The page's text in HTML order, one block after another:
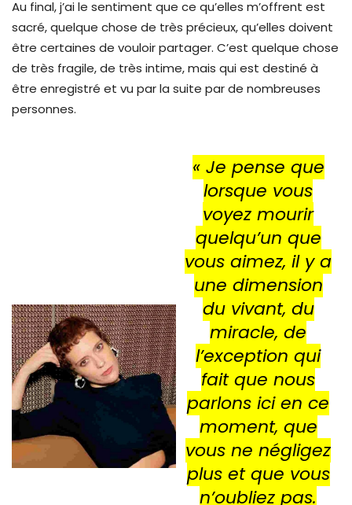
Au final, j’ai le sentiment que ce qu’elles m’offrent est
sacré, quelque chose de très précieux, qu’elles doivent
être certaines de vouloir partager. C’est quelque chose
de très fragile, de très intime, mais qui est destiné à
être enregistré et vu par la suite par de nombreuses
personnes.
« Je pense que
lorsque vous
voyez mourir
quelqu’un que
vous aimez, il y a
une dimension
du vivant, du
miracle, de
l’exception qui
fait que nous
parlons ici en ce
moment, que
vous ne négligez
plus et que vous
n’oubliez pas.